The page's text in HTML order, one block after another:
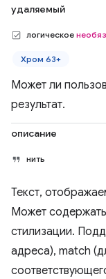
удаляемый
логическое
Хром 63+
Может ли
результат.
описание
нить
Текст,
Может содержать
стилизации.
адреса), match